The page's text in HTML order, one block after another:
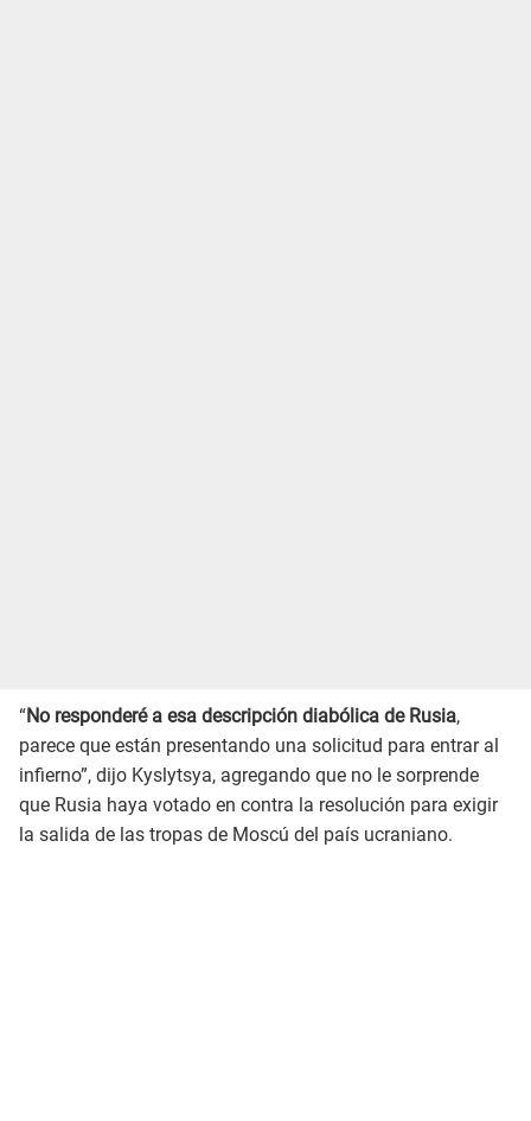
“No responderé a esa descripción diabólica de Rusia,
parece que están presentando una solicitud para entrar al
infierno”, dijo Kyslytsya, agregando que no le sorprende
que Rusia haya votado en contra la resolución para exigir
la salida de las tropas de Moscú del país ucraniano.